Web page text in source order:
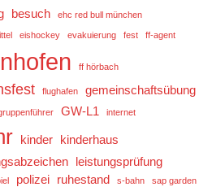
besuch ehc red bull münchen
eishockey evakuierung fest ff-agent
ff hörbach
flughafen gemeinschaftsübung
GW-L1 internet
kinder kinderhaus
leistungsprüfung
polizei ruhestand s-bahn
sap garden